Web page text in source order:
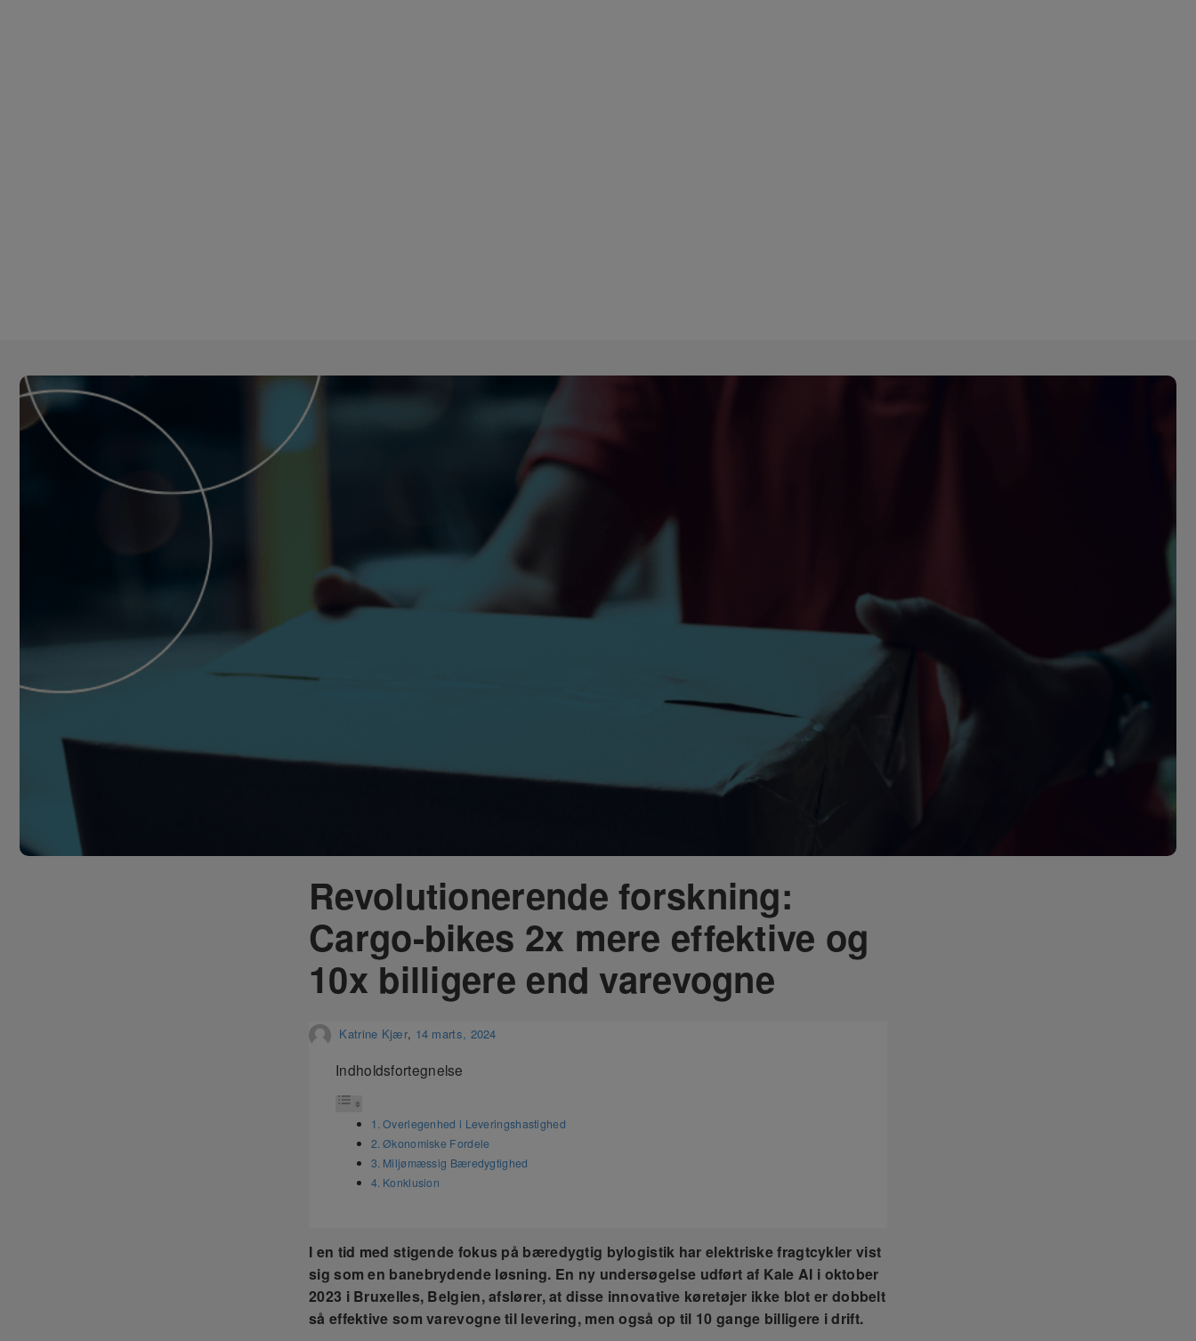
Revolutionerende forskning:
Cargo-bikes 2x mere effektive og
10x billigere end varevogne
Katrine Kjær, 14 marts, 2024
Indholdsfortegnelse
Overlegenhed i Leveringshastighed
Økonomiske Fordele
Miljømæssig Bæredygtighed
Konklusion
I en tid med stigende fokus på bæredygtig bylogistik har elektriske fragtcykler vist
sig som en banebrydende løsning. En ny undersøgelse udført af Kale AI i oktober
2023 i Bruxelles, Belgien, afslører, at disse innovative køretøjer ikke blot er dobbelt
så effektive som varevogne til levering, men også op til 10 gange billigere i drift.